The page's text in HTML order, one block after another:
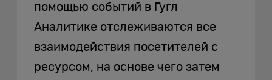
помощью событий в Гугл
Аналитике отслеживаются все
взаимодействия посетителей с
ресурсом, на основе чего затем